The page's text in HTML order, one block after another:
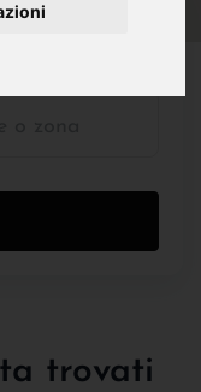
trovati